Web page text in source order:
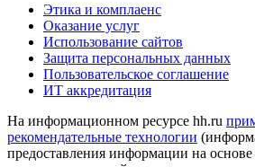
Этика и комплаенс
Оказание услуг
Использование сайтов
Защита персональных данных
Пользовательское соглашение
ИТ аккредитация
На информационном ресурсе hh.ru
рекомендательные технологии
предоставления информации на основе